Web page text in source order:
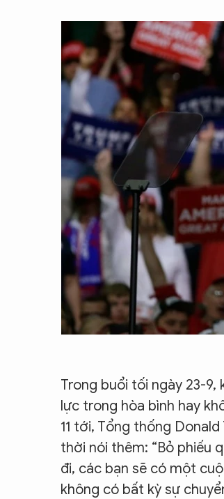
CON ĐƯỜNG KHỞI
Trong buổi tối ngày 23-
lực trong hòa bình hay
11 tới, Tổng thống
thời nói thêm: “Bỏ phiếu
đi, các bạn sẽ có một
không có bất kỳ sự